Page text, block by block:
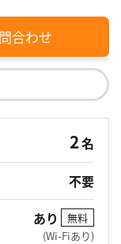
合わせ
2名
不要
あり
無料
(Wi-Fiあり)